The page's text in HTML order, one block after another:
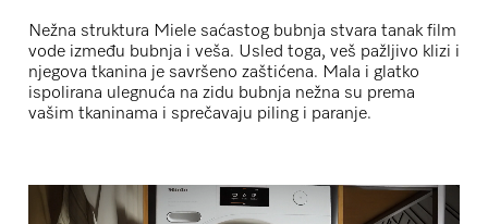
Nežna struktura Miele saćastog bubnja stvara tanak film
vode između bubnja i veša. Usled toga, veš pažljivo klizi i
njegova tkanina je savršeno zaštićena. Mala i glatko
ispolirana ulegnuća na zidu bubnja nežna su prema
vašim tkaninama i sprečavaju piling i paranje.